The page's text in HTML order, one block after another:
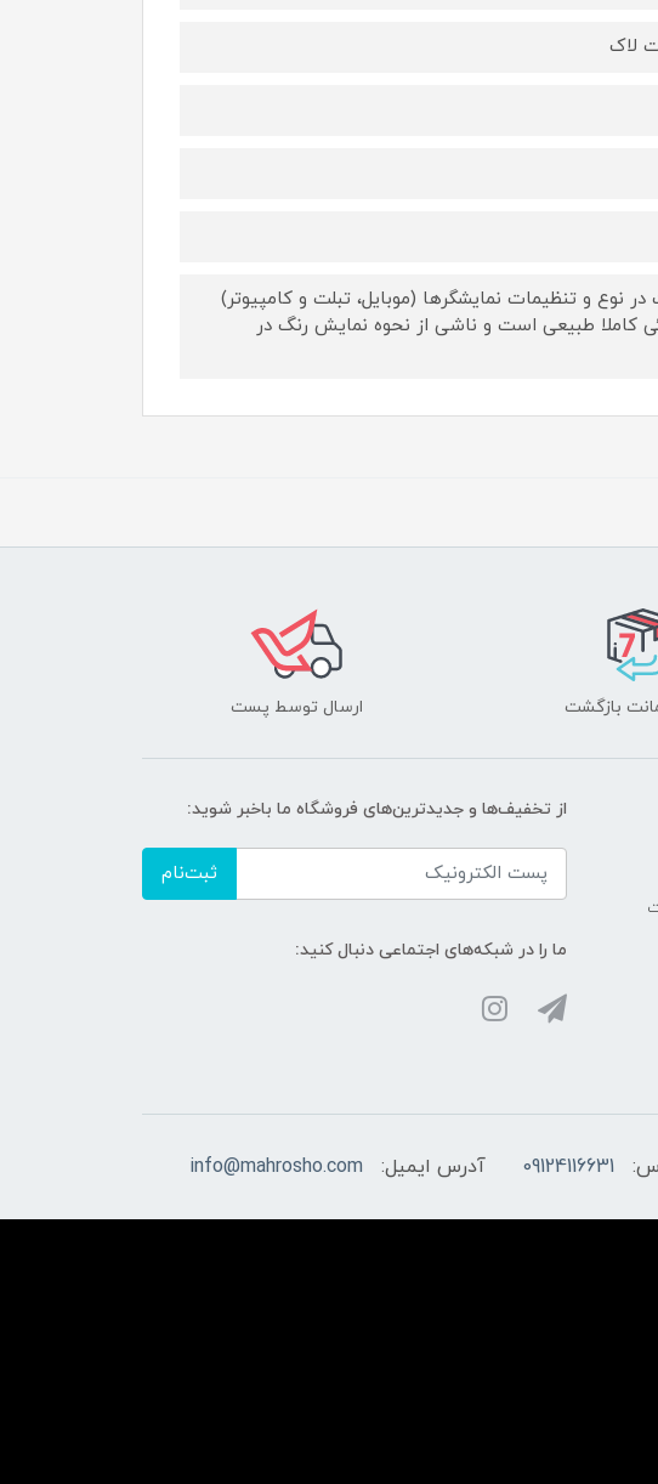
لاک
و تنظیمات نمایشگرها (موبایل، تبلت و کامپیوتر)
کاملا طبیعی است و ناشی از نحوه نمایش رنگ در
ارسال توسط پست
از تخفیف‌ها و جدیدترین‌های فروشگاه ما باخبر شوید:
ثبت‌نام
ما را در شبکه‌های اجتماعی دنبال کنید:
09124116631 آدرس ایمیل: info@mahrosho.com